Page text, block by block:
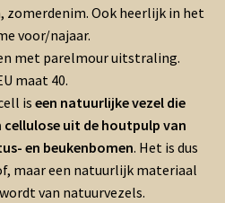
zomerdenim. Ook heerlijk in het
voor/najaar.
met parelmour uitstraling.
maat 40.
is een natuurlijke vezel die
uit de houtpulp van
en beukenbomen. Het is dus
maar een natuurlijk materiaal
van natuurvezels.